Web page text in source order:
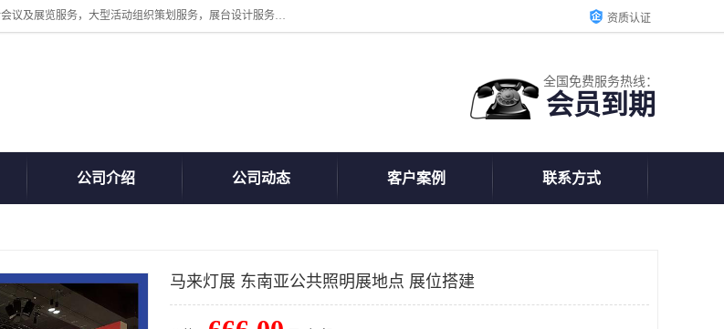
广州中际展览策划有限公司成立于2005年，注册地位于广州市番禺区洛浦街。经营范围包括会议及展览服务，大型活动组织策划服务，展台设计服务，广告业等；主要从事国外广告、标识、印花、LED、照明、光电、灯光、音响、视听、电子展览会等，展位预定-展品运输-签证-行程安排-补贴一站式服务。 资质认证
全国免费服务热线：
会员到期
公司介绍 公司动态 客户案例 联系方式
马来灯展 东南亚公共照明展地点 展位搭建